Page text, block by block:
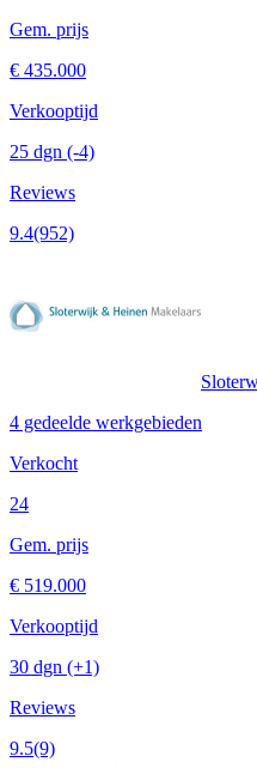
Gem. prijs
€ 435.000
Verkooptijd
25 dgn (-4)
Reviews
9.4(952)
4 gedeelde werkgebieden
Verkocht
24
Gem. prijs
€ 519.000
Verkooptijd
30 dgn (+1)
Reviews
9.5(9)